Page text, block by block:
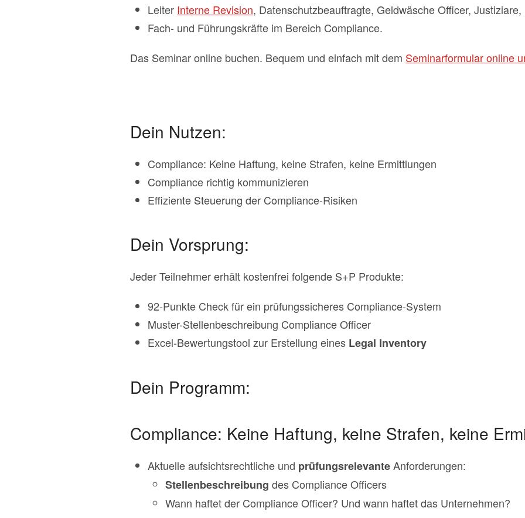
Leiter Interne Revision, Datenschutzbeauftragte, Geldwäsche Officer, Justiziare,
Fach- und Führungskräfte im Bereich Compliance.
Das Seminar online buchen. Bequem und einfach mit dem Seminarformular online
Dein Nutzen:
Compliance: Keine Haftung, keine Strafen, keine Ermittlungen
Compliance richtig kommunizieren
Effiziente Steuerung der Compliance-Risiken
Dein Vorsprung:
Jeder Teilnehmer erhält kostenfrei folgende S+P Produkte:
92-Punkte Check für ein prüfungssicheres Compliance-System
Muster-Stellenbeschreibung Compliance Officer
Excel-Bewertungstool zur Erstellung eines Legal Inventory
Dein Programm:
Compliance: Keine Haftung, keine Strafen, keine
Aktuelle aufsichtsrechtliche und prüfungsrelevanteAnforderungen:
Stellenbeschreibung des Compliance Officers
Wann haftet der Compliance Officer? Und wann haftet das Unternehmen?